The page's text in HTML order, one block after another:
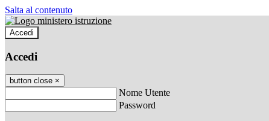
Salta al contenuto
Accedi
Accedi
button close ×
Nome Utente
Password